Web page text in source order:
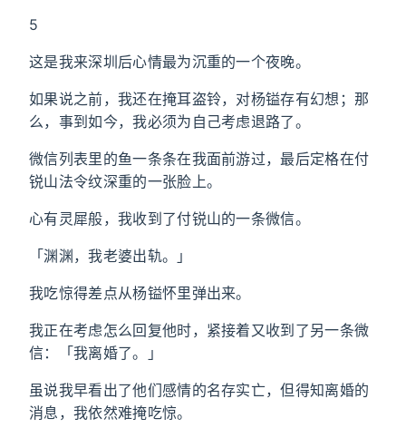
5
这是我来深圳后心情最为沉重的一个夜晚。
如果说之前，我还在掩耳盗铃，对杨镒存有幻想；那
么，事到如今，我必须为自己考虑退路了。
微信列表里的鱼一条条在我面前游过，最后定格在付
锐山法令纹深重的一张脸上。
心有灵犀般，我收到了付锐山的一条微信。
「渊渊，我老婆出轨。」
我吃惊得差点从杨镒怀里弹出来。
我正在考虑怎么回复他时，紧接着又收到了另一条微
信：「我离婚了。」
虽说我早看出了他们感情的名存实亡，但得知离婚的
消息，我依然难掩吃惊。